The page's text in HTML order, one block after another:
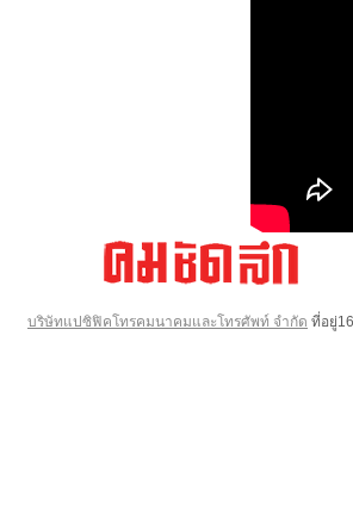
บริษัทแปซิฟิคโทรคมนาคมและโทรศัพท์ จำกัด ที่อยู่